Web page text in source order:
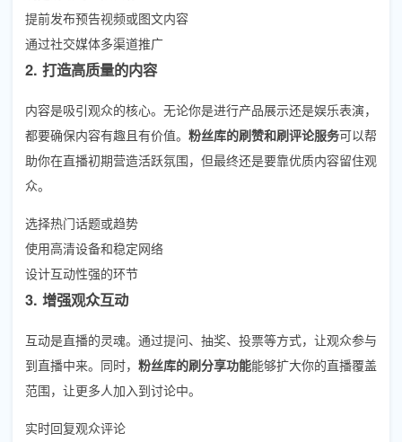
提前发布预告视频或图文内容
通过社交媒体多渠道推广
2. 打造高质量的内容
内容是吸引观众的核心。无论你是进行产品展示还是娱乐表演，
都要确保内容有趣且有价值。 粉丝库的刷赞和刷评论服务可以帮
助你在直播初期营造活跃氛围，但最终还是要靠优质内容留住观
众。
选择热门话题或趋势
使用高清设备和稳定网络
设计互动性强的环节
3. 增强观众互动
互动是直播的灵魂。通过提问、抽奖、投票等方式，让观众参与
到直播中来。同时， 粉丝库的刷分享功能能够扩大你的直播覆盖
范围，让更多人加入到讨论中。
实时回复观众评论